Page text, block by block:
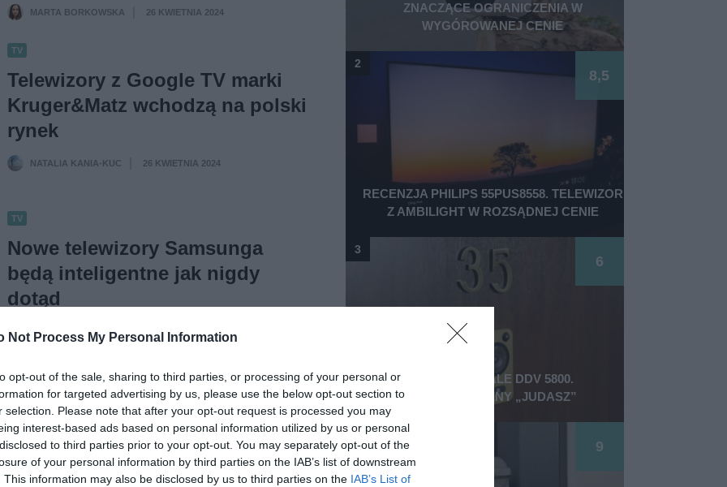
Not Process My Personal Information
opt-out of the sale, sharing to third parties, or processing of your personal or
for targeted advertising by us, please use the below opt-out section to
selection. Please note that after your opt-out request is processed you may
interest-based ads based on personal information utilized by us or personal
to third parties prior to your opt-out. You may separately opt-out of the
of your personal information by third parties on the IAB’s list of downstream
This information may also be disclosed by us to third parties on the IAB’s List of
MARTA BORKOWSKA 26 KWIETNIA 2024
TV
Telewizory z Google TV marki
Kruger&Matz wchodzą na polski
rynek
NATALIA KANIA-KUC 26 KWIETNIA 2024
TV
Nowe telewizory Samsunga
będą inteligentne jak nigdy
dotąd
NATALIA KANIA-KUC 26 KWIETNIA 2024
ZDROWIE
Lekarze z Dąbrowy Górniczej
korzystają z pomocy sztucznej
inteligencji w szybszym
ZNACZĄCE OGRANICZENIA W
WYGÓROWANEJ CENIE
RECENZJA PHILIPS 55PUS8558. TELEWIZOR
Z AMBILIGHT W ROZSĄDNEJ CENIE
8,5
2
RECENZJA YALE DDV 5800.
ELEKTRONICZNY „JUDASZ”
6
3
9
4